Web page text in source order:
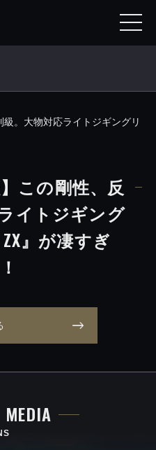
級。大物対応ライトジギングリ
この剛性、反
イトジギング
ZX』が凄すぎ